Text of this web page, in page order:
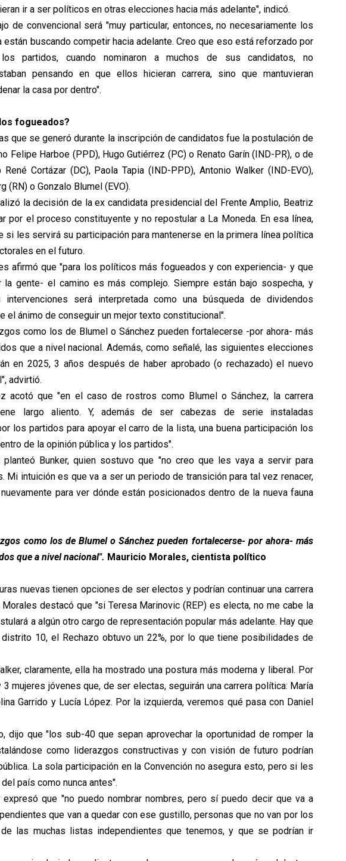
ir a ser políticos en otras elecciones hacia más adelante", indicó.
de convencional será "muy particular, entonces, no necesariamente los
están buscando competir hacia adelante. Creo que eso está reforzado por
partidos, cuando nominaron a muchos de sus candidatos, no
pensando en que ellos hicieran carrera, sino que mantuvieran
la casa por dentro".
fogueados?
que se generó durante la inscripción de candidatos fue la postulación de
Felipe Harboe (PPD), Hugo Gutiérrez (PC) o Renato Garín (IND-PR), o de
Cortázar (DC), Paola Tapia (IND-PPD), Antonio Walker (IND-EVO),
(RN) o Gonzalo Blumel (EVO).
la decisión de la ex candidata presidencial del Frente Amplio, Beatriz
por el proceso constituyente y no repostular a La Moneda. En esa línea,
si les servirá su participación para mantenerse en la primera línea política
en el futuro.
afirmó que "para los políticos más fogueados y con experiencia- y que
la gente- el camino es más complejo. Siempre están bajo sospecha, y
será interpretada como una búsqueda de dividendos
el ánimo de conseguir un mejor texto constitucional".
como los de Blumel o Sánchez pueden fortalecerse -por ahora- más
que a nivel nacional. Además, como señalé, las siguientes elecciones
en 2025, 3 años después de haber aprobado (o rechazado) el nuevo
advirtió.
acotó que "en el caso de rostros como Blumel o Sánchez, la carrera
largo aliento. Y, además de ser cabezas de serie instaladas
los partidos para apoyar el carro de la lista, una buena participación los
de la opinión pública y los partidos".
Bunker, quien sostuvo que "no creo que les vaya a servir para
Mi intuición es que va a ser un periodo de transición para tal vez renacer,
para ver dónde están posicionados dentro de la nueva fauna
como los de Blumel o Sánchez pueden fortalecerse- por ahora- más
que a nivel nacional". Mauricio Morales, cientista político
nuevas tienen opciones de ser electos y podrían continuar una carrera
Morales destacó que "si Teresa Marinovic (REP) es electa, no me cabe la
a algún otro cargo de representación popular más adelante. Hay que
10, el Rechazo obtuvo un 22%, por lo que tiene posibilidades de
claramente, ella ha mostrado una postura más moderna y liberal. Por
3 mujeres jóvenes que, de ser electas, seguirán una carrera política: María
Garrido y Lucía López. Por la izquierda, veremos qué pasa con Daniel
dijo que "los sub-40 que sepan aprovechar la oportunidad de romper la
como liderazgos constructivas y con visión de futuro podrían
La sola participación en la Convención no asegura esto, pero si les
país como nunca antes".
expresó que "no puedo nombrar nombres, pero sí puedo decir que va a
que van a quedar con ese gustillo, personas que no van por los
las muchas listas independientes que tenemos, y que se podrían ir